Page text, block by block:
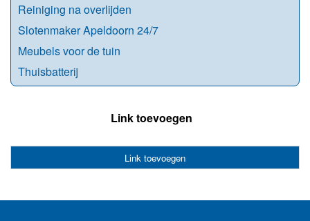
Reiniging na overlijden
Slotenmaker Apeldoorn 24/7
Meubels voor de tuin
Thuisbatterij
Link toevoegen
Link toevoegen